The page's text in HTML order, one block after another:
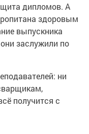
дипломов. А
здоровым
выпускника
заслужили по
ни
получится с